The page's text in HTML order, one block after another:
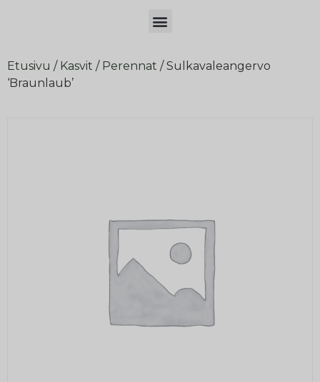
Etusivu / Kasvit / Perennat / Sulkavaleangervo
‘Braunlaub’